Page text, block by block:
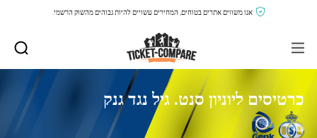
אנו משווים אתרים בטוחים, המחירים עשויים להיות גבוהים מהשוק הרשמי.
כרטיסים ליוניון סנט. גיל נגד גנק